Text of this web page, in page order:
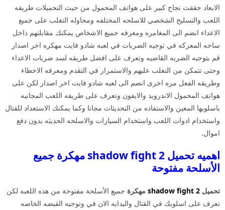
الابعاد حققت نجاح كبير على هواتف المحمول من حيث التحميلات طريقه
اللعب والتسليح الشخصي للاسلحه المختلفه ومحاوله التغلب على جميع
الاعداء انضم الى المغامره ومعرفه جميع الاشخاص يمكنك مقابلتهم داخل
ساحه المعركه في توجيه الضربات في لعبه شادو فايت مهكره اخر اصدار
قم بتوجيه الضربه القاضيه وتعرف على افضل طريقه لسد ضربات الاعداء
وحتى تتمكن من التغلب عليهم والاستمرار في التقدم ومعرفه الاخطاء
وطريقه الفعل مره اخرى انضم الى لعبه شادو فايت اخر اصدار لكن على
هواتف المحمول الاندرويد والايفون وتعرف على طريقه اللعب المجانيه
باسلوبها المعين والاستفاده من التحديثات مجانا وكما يمكنك الاستعداد للقتال
واستخدام ادوات اللعب واستخدام السيارات والاسلحه الحديثه بدون دفع
اموال.
اهميه تحميل shadow fight 2 مهكرة جميع
الأسلحة مفتوحة
تحميل shadow fight 2 مهكرة جميع الأسلحة مفتوحة من هذه اللعبه لكن
تعرف على اسلوبك في القتال والبدايه الان في وتوجيه القبضه الخاصه